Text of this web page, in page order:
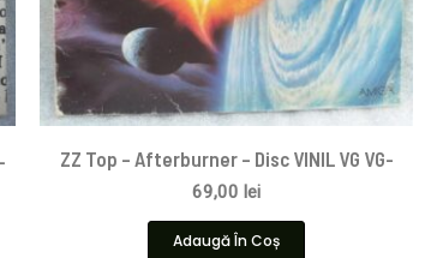
ZZ Top – Afterburner – Disc VINIL VG VG-
69,00 lei
Adaugă În Coș